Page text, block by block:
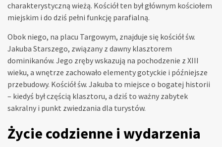
charakterystyczną wieżą. Kościół ten był głównym kościołem
miejskim i do dziś pełni funkcję parafialną.
Obok niego, na placu Targowym, znajduje się kościół św.
Jakuba Starszego, związany z dawny klasztorem
dominikanów. Jego zręby wskazują na pochodzenie z XIII
wieku, a wnętrze zachowało elementy gotyckie i późniejsze
przebudowy. Kościół św. Jakuba to miejsce o bogatej historii
– kiedyś był częścią klasztoru, a dziś to ważny zabytek
sakralny i punkt zwiedzania dla turystów.
Życie codzienne i wydarzenia